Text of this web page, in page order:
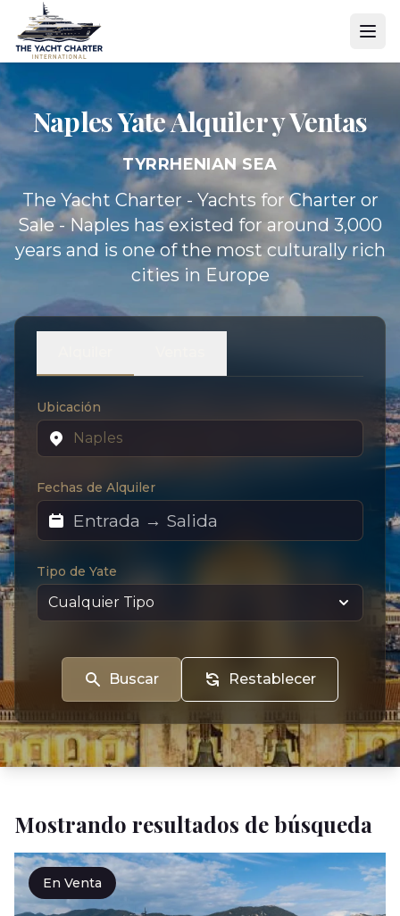
Naples YateAlquiler y Ventas
TYRRHENIAN SEA
The Yacht Charter - Yachts for Charter or
Sale - Naples has existed for around 3,000
years and is one of the most culturally rich
cities in Europe
Ubicación
Fechas de Alquiler
Tipo de Yate
Buscar Restablecer
Mostrando resultados de búsqueda
En Venta